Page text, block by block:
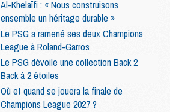
Al-Khelaïfi : « Nous construisons
ensemble un héritage durable »
Le PSG a ramené ses deux Champions
League à Roland-Garros
Le PSG dévoile une collection Back 2
Back à 2 étoiles
Où et quand se jouera la finale de
Champions League 2027 ?